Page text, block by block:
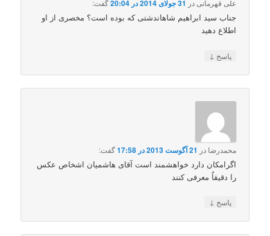
علی قهرمانیدر 31 جولای 2014 در 20:04 گفت:
جناب سید ابراهیم شاهاندشتی که بوده است؟ مخصری از او
اطلاع دهید
پاسخ ↓
محمدرضا در 21 آگوست 2013 در 17:58 گفت:
اگرامکان دارد خواهشمند است آقای هاشمیان اشخاص عکس
را دقیقاٌ معرفی کنند
پاسخ ↓